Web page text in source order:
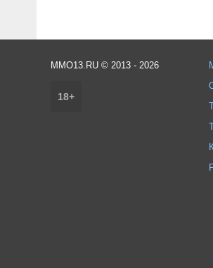
MMO13.RU © 2013 - 2026
18+